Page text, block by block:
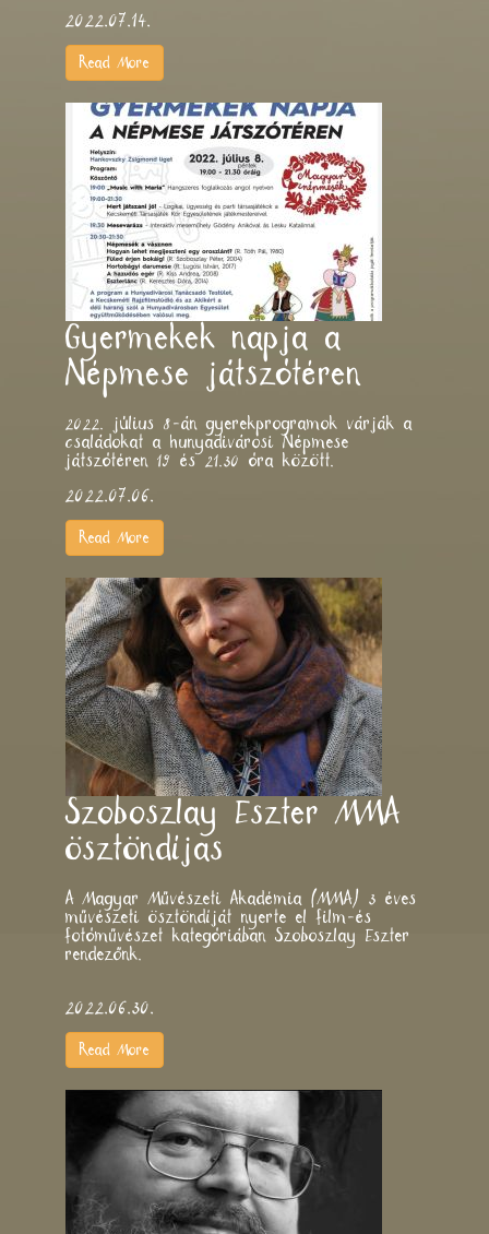
2022.07.14.
Read More
Gyermekek napja a
Népmese játszótéren
2022. július 8-án gyerekprogramok várják a
családokat a hunyadivárosi Népmese
játszótéren 19 és 21.30 óra között.
2022.07.06.
Read More
Szoboszlay Eszter MMA
ösztöndíjas
A Magyar Művészeti Akadémia (MMA) 3 éves
művészeti ösztöndíját nyerte el film-és
fotóművészet kategóriában Szoboszlay Eszter
rendezőnk.
2022.06.30.
Read More